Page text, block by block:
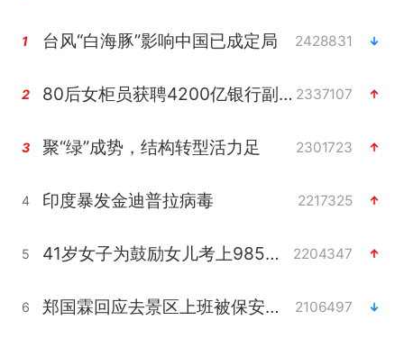
1 台风“白海豚”影响中国已成定局 2428831
2 80后女柜员获聘4200亿银行副行长 2337107
3 聚“绿”成势，结构转型活力足 2301723
4 印度暴发金迪普拉病毒 2217325
5 41岁女子为鼓励女儿考上985研究生 2204347
6 郑国霖回应去景区上班被保安拦下 2106497